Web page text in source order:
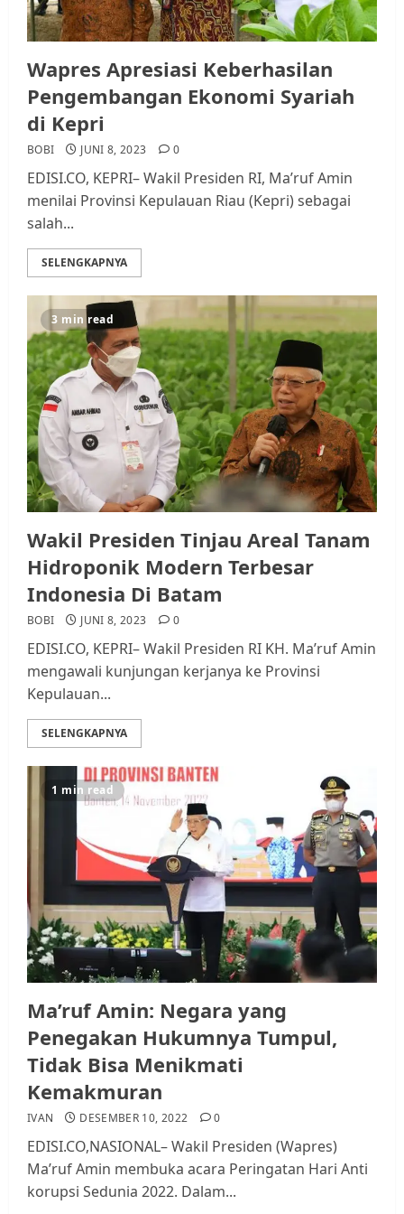
Wapres Apresiasi Keberhasilan
Pengembangan Ekonomi Syariah
di Kepri
BOBI JUNI 8, 2023 0
EDISI.CO, KEPRI– Wakil Presiden RI, Ma’ruf Amin
menilai Provinsi Kepulauan Riau (Kepri) sebagai
salah...
SELENGKAPNYA
3 min read
Wakil Presiden Tinjau Areal Tanam
Hidroponik Modern Terbesar
Indonesia Di Batam
BOBI JUNI 8, 2023 0
EDISI.CO, KEPRI– Wakil Presiden RI KH. Ma’ruf Amin
mengawali kunjungan kerjanya ke Provinsi
Kepulauan...
SELENGKAPNYA
1 min read
Ma’ruf Amin: Negara yang
Penegakan Hukumnya Tumpul,
Tidak Bisa Menikmati
Kemakmuran
IVAN DESEMBER 10, 2022 0
EDISI.CO,NASIONAL– Wakil Presiden (Wapres)
Ma’ruf Amin membuka acara Peringatan Hari Anti
korupsi Sedunia 2022. Dalam...